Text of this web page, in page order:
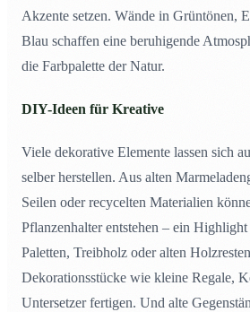
Akzente setzen. Wände in Grüntönen,
Blau schaffen eine beruhigende
die Farbpalette der Natur.
DIY-Ideen für Kreative
Viele dekorative Elemente lassen sich
selber herstellen. Aus alten
Seilen oder recycelten Materialien
Pflanzenhalter entstehen – ein
Paletten, Treibholz oder alten
Dekorationsstücke wie kleine Regale,
Untersetzer fertigen. Und alte